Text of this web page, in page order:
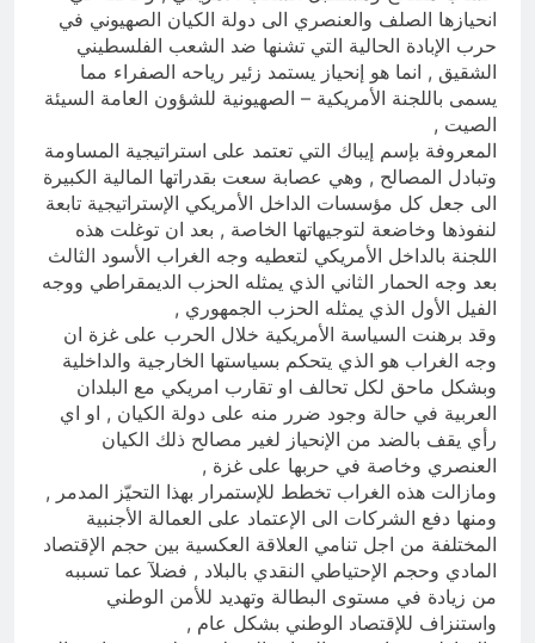
انحيازها الصلف والعنصري الى دولة الكيان الصهيوني في
حرب الإبادة الحالية التي تشنها ضد الشعب الفلسطيني
الشقيق , انما هو إنحياز يستمد زئير رياحه الصفراء مما
يسمى باللجنة الأمريكية – الصهيونية للشؤون العامة السيئة
الصيت ,
المعروفة بإسم إيباك التي تعتمد على استراتيجية المساومة
وتبادل المصالح , وهي عصابة سعت بقدراتها المالية الكبيرة
الى جعل كل مؤسسات الداخل الأمريكي الإستراتيجية تابعة
لنفوذها وخاضعة لتوجيهاتها الخاصة , بعد ان توغلت هذه
اللجنة بالداخل الأمريكي لتعطيه وجه الغراب الأسود الثالث
بعد وجه الحمار الثاني الذي يمثله الحزب الديمقراطي ووجه
الفيل الأول الذي يمثله الحزب الجمهوري ,
وقد برهنت السياسة الأمريكية خلال الحرب على غزة ان
وجه الغراب هو الذي يتحكم بسياستها الخارجية والداخلية
وبشكل ماحق لكل تحالف او تقارب امريكي مع البلدان
العربية في حالة وجود ضرر منه على دولة الكيان , او اي
رأي يقف بالضد من الإنحياز لغير مصالح ذلك الكيان
العنصري وخاصة في حربها على غزة ,
ومازالت هذه الغراب تخطط للإستمرار بهذا التحيّز المدمر ,
ومنها دفع الشركات الى الإعتماد على العمالة الأجنبية
المختلفة من اجل تنامي العلاقة العكسية بين حجم الإقتصاد
المادي وحجم الإحتياطي النقدي بالبلاد , فضلآ عما تسببه
من زيادة في مستوى البطالة وتهديد للأمن الوطني
واستنزاف للإقتصاد الوطني بشكل عام ,